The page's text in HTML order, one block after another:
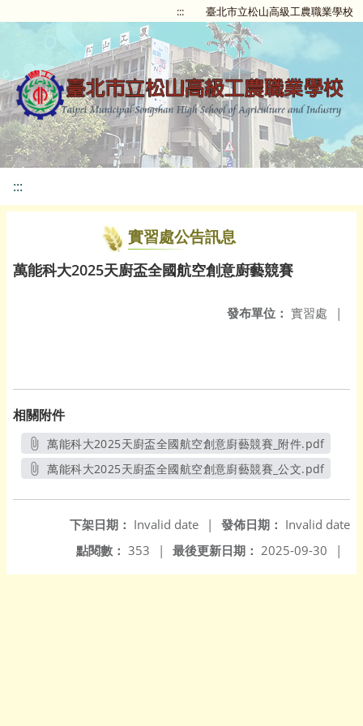
::: 臺北市立松山高級工農職業學校
:::
實習處公告訊息
萬能科大2025天廚盃全國航空創意廚藝競賽
發布單位： 實習處 |
相關附件
萬能科大2025天廚盃全國航空創意廚藝競賽_附件.pdf
另開新視窗
萬能科大2025天廚盃全國航空創意廚藝競賽_公文.pdf
發佈日期： Invalid date
下架日期： Invalid date
|
最後更新日期： 2025-09-30 |
點閱數： 353 |